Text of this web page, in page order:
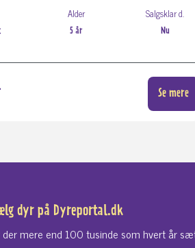
Alder
5 år
Salgsklar d.
Nu
Se mere
dyr på Dyreportal.dk
der mere end 100 tusinde som hvert år